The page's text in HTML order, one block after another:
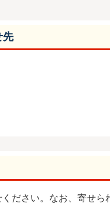
先
ださい。なお、寄せ